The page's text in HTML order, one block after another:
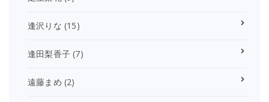
逢沢りな (15)
逢田梨香子 (7)
遠藤まめ (2)